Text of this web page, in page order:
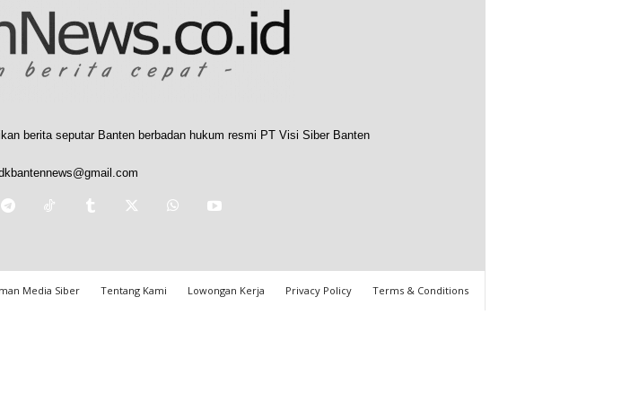
berita seputar Banten berbadan hukum resmi PT Visi Siber Banten
Media Siber Tentang Kami Lowongan Kerja Privacy Policy Terms & Conditions